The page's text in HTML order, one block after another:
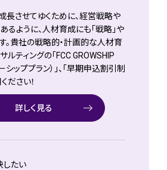
長させてゆくために、経営戦略や
ように、人材育成にも「戦略」や
。貴社の戦略的・計画的な人材育
ルティングの「FCC GROWSHIP
シッププラン）」、「早期申込割引制
ださい！
詳しく見る
したい